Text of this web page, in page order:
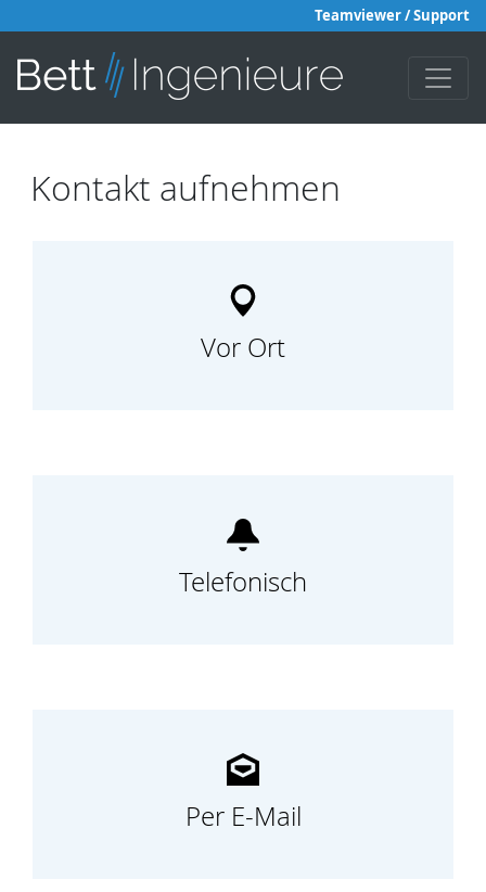
Teamviewer / Support
Kontakt aufnehmen
Vor Ort
Telefonisch
Per E-Mail